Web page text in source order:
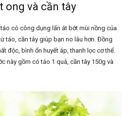
ong và cần tây
có công dụng lấn át bớt mùi nồng của
táo, cần tây giúp bạn no lâu hơn. Đồng
độc, bình ổn huyết áp, thanh lọc cơ thể.
này gồm có táo 1 quả, cần tây 150g và